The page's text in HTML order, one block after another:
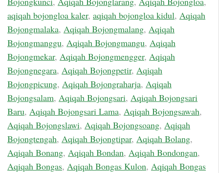
aqiqah bojongloa kaler, aqiqah bojongloa kidul, Aqiqah
Bojongmalaka, Aqiqah Bojongmalang, Aqiqah
Bojongmanggu, Aqiqah Bojongmangu, Aqiqah
Bojongmekar, Aqiqah Bojongmengger, Aqiqah
Bojongnegara, Aqiqah Bojongpetir, Aqiqah
Bojongpicung, Aqiqah Bojongraharja, Aqiqah
Bojongsalam, Aqiqah Bojongsari, Aqiqah Bojongsari
Baru, Aqiqah Bojongsari Lama, Aqiqah Bojongsawah,
Aqiqah Bojongslawi, Aqiqah Bojongsoang, Aqiqah
Bojongtengah, Aqiqah Bojongtipar, Aqiqah Bolang,
Aqiqah Bonang, Aqiqah Bondan, Aqiqah Bondongan,
Aqiqah Bongas, Aqiqah Bongas Kulon, Aqiqah Bongas